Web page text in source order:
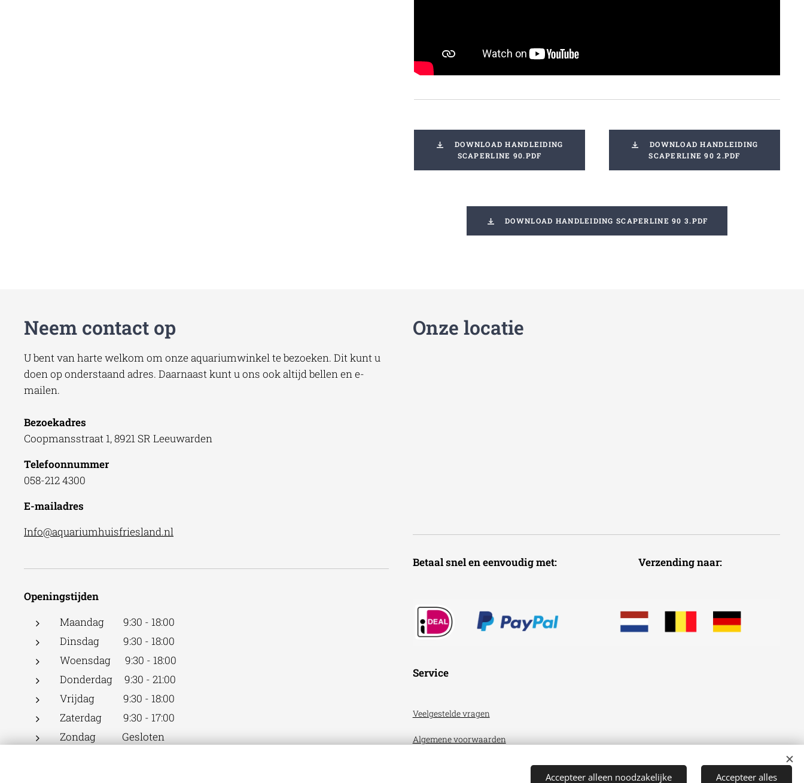
DOWNLOAD HANDLEIDING
SCAPERLINE 90.PDF
DOWNLOAD HANDLEIDING
SCAPERLINE 90 2.PDF
DOWNLOAD HANDLEIDING SCAPERLINE 90 3.PDF
Neem contact op
U bent van harte welkom om onze aquariumwinkel te bezoeken. Dit kunt u
doen op onderstaand adres. Daarnaast kunt u ons ook altijd bellen en e-
mailen.
Bezoekadres
Coopmansstraat 1, 8921 SR Leeuwarden
Telefoonnummer
058-212 4300
E-mailadres
Info@aquariumhuisfriesland.nl
Openingstijden
Maandag 9:30 - 18:00
Dinsdag 9:30 - 18:00
Woensdag 9:30 - 18:00
Donderdag 9:30 - 21:00
Vrijdag 9:30 - 18:00
Zaterdag 9:30 - 17:00
Zondag Gesloten
Onze locatie
Betaal snel en eenvoudig met: Verzending naar:
Service
Veelgestelde vragen
Algemene voorwaarden
Accepteer alleen noodzakelijke Accepteer alles